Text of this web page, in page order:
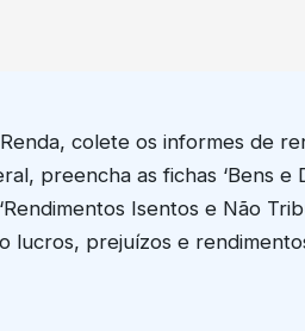
colete os informes de
preencha as fichas ‘Bens e
Isentos e Não
lucros, prejuízos e